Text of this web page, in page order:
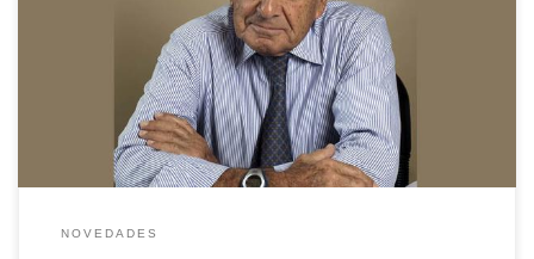
Se trata de Walap, un proyecto de Eduardo Eurnekian que sería
presidido por Guillermo Francos. El capital inicial será de […]
NOVEDADES